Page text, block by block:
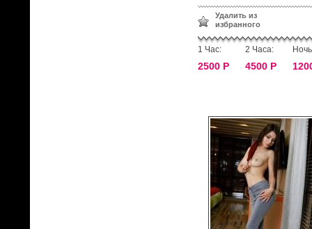
Удалить из
избранного
1 Час:
2500 Р
2 Часа:
4500 Р